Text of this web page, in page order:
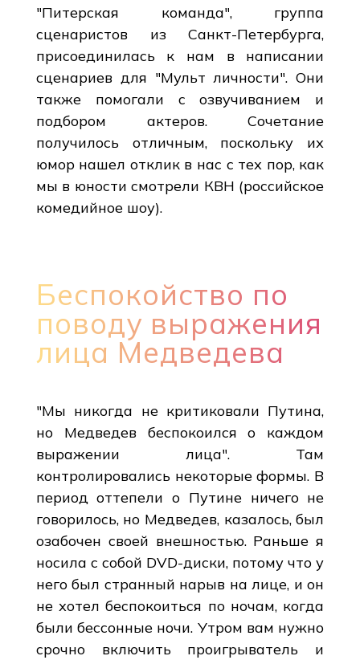
"Питерская команда", группа
сценаристов из Санкт-Петербурга,
присоединилась к нам в написании
сценариев для "Мульт личности". Они
также помогали с озвучиванием и
подбором актеров. Сочетание
получилось отличным, поскольку их
юмор нашел отклик в нас с тех пор, как
мы в юности смотрели КВН (российское
комедийное шоу).
Беспокойство по
поводу выражения
лица Медведева
"Мы никогда не критиковали Путина,
но Медведев беспокоился о каждом
выражении лица". Там
контролировались некоторые формы. В
период оттепели о Путине ничего не
говорилось, но Медведев, казалось, был
озабочен своей внешностью. Раньше я
носила с собой DVD-диски, потому что у
него был странный нарыв на лице, и он
не хотел беспокоиться по ночам, когда
были бессонные ночи. Утром вам нужно
срочно включить проигрыватель и